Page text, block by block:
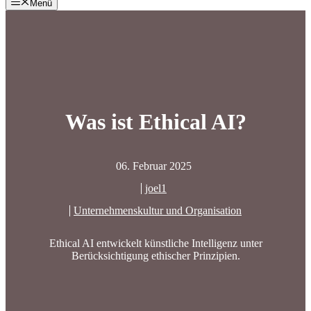
Menü
Was ist Ethical AI?
06. Februar 2025
joel1
Unternehmenskultur und Organisation
Ethical AI entwickelt künstliche Intelligenz unter
Berücksichtigung ethischer Prinzipien.